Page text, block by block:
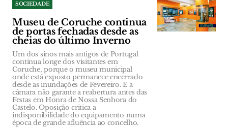
SOCIEDADE
Museu de Coruche continua
de portas fechadas desde as
cheias do último Inverno
Um dos sinos mais antigos de Portugal
continua longe dos visitantes em
Coruche, porque o museu municipal
onde está exposto permanece encerrado
desde as inundações de Fevereiro. E a
câmara não garante a reabertura antes das
Festas em Honra de Nossa Senhora do
Castelo. Oposição critica a
indisponibilidade do equipamento numa
época de grande afluência ao concelho.